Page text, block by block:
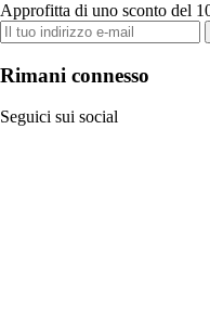
Approfitta di uno sconto del
Rimani connesso
Seguici sui social